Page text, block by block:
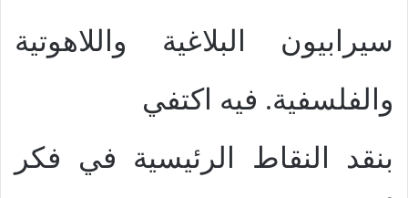
سيرابيون البلاغية واللاهوتية
والفلسفية. فيه اكتفي
بنقد النقاط الرئيسية في فكر